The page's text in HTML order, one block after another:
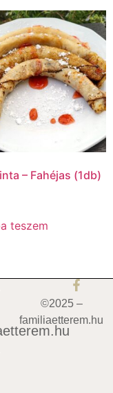
– Fahéjas (1db)
teszem
©2025 –
familiaetterem.hu